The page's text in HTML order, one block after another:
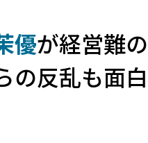
優が経営難
の反乱も面